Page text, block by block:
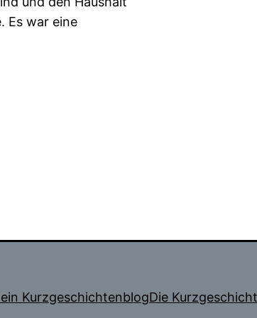
Es war eine
KurzgeschichtenblogDie